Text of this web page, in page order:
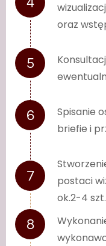
oraz
Spisanie
briefie i
postaci
ok.2-4